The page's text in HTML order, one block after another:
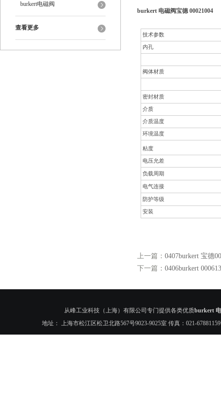
burkert电磁阀
查看更多
burkert 电磁阀宝德 00021004
技术参数
内孔
阀体材质
密封材质
介质
介质温度
环境温度
粘度
电压允差
负载周期
电气连接
防护等级
安装
上一篇： 0407burkert 宝德
下一篇： 0406burkert
从峰工业科技（上海）有限公司专门提供各类优质burkert
地址： 上海市松江区松卫北路567号9023-9025室 传真：021-